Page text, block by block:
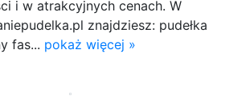
i w atrakcyjnych cenach. W
znajdziesz: pudełka
fas... pokaż więcej »